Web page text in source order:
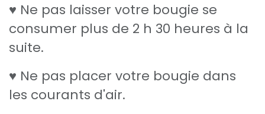
♥ Ne pas laisser votre bougie se
consumer plus de 2 h 30 heures à la
suite.
♥ Ne pas placer votre bougie dans
les courants d'air.